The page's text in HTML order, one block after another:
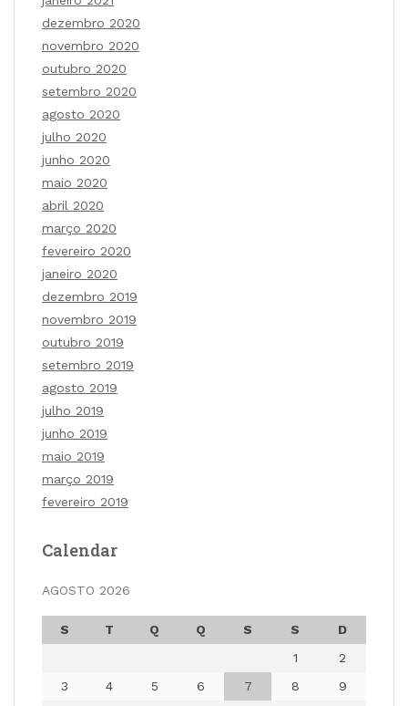
dezembro 2020
novembro 2020
outubro 2020
setembro 2020
agosto 2020
julho 2020
junho 2020
maio 2020
abril 2020
março 2020
fevereiro 2020
janeiro 2020
dezembro 2019
novembro 2019
outubro 2019
setembro 2019
agosto 2019
julho 2019
junho 2019
maio 2019
março 2019
fevereiro 2019
Calendar
AGOSTO 2026
S T Q Q S S
D
1
2
3
4 5 6 7 8
9